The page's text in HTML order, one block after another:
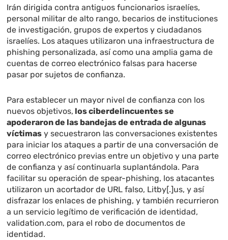
Irán dirigida contra antiguos funcionarios israelíes,
personal militar de alto rango, becarios de instituciones
de investigación, grupos de expertos y ciudadanos
israelíes. Los ataques utilizaron una infraestructura de
phishing personalizada, así como una amplia gama de
cuentas de correo electrónico falsas para hacerse
pasar por sujetos de confianza.
Para establecer un mayor nivel de confianza con los
nuevos objetivos, los ciberdelincuentes se
apoderaron de las bandejas de entrada de algunas
víctimas y secuestraron las conversaciones existentes
para iniciar los ataques a partir de una conversación de
correo electrónico previas entre un objetivo y una parte
de confianza y así continuarla suplantándola. Para
facilitar su operación de spear-phishing, los atacantes
utilizaron un acortador de URL falso, Litby[.]us, y así
disfrazar los enlaces de phishing, y también recurrieron
a un servicio legítimo de verificación de identidad,
validation.com, para el robo de documentos de
identidad.